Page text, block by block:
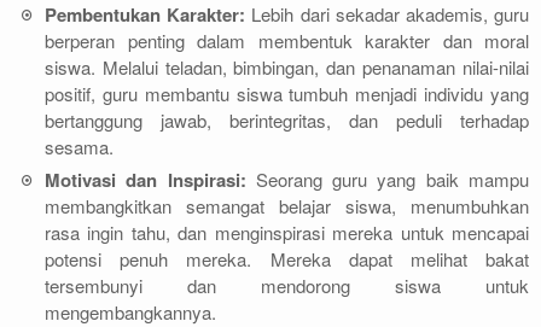
Pembentukan Karakter: Lebih dari sekadar akademis, guru
berperan penting dalam membentuk karakter dan moral
siswa. Melalui teladan, bimbingan, dan penanaman nilai-nilai
positif, guru membantu siswa tumbuh menjadi individu yang
bertanggung jawab, berintegritas, dan peduli terhadap
sesama.
Motivasi dan Inspirasi: Seorang guru yang baik mampu
membangkitkan semangat belajar siswa, menumbuhkan
rasa ingin tahu, dan menginspirasi mereka untuk mencapai
potensi penuh mereka. Mereka dapat melihat bakat
tersembunyi dan mendorong siswa untuk
mengembangkannya.